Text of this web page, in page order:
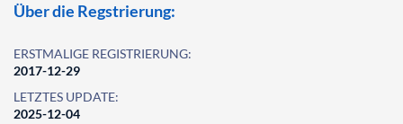
Über die Regstrierung:
ERSTMALIGE REGISTRIERUNG:
2017-12-29
LETZTES UPDATE:
2025-12-04